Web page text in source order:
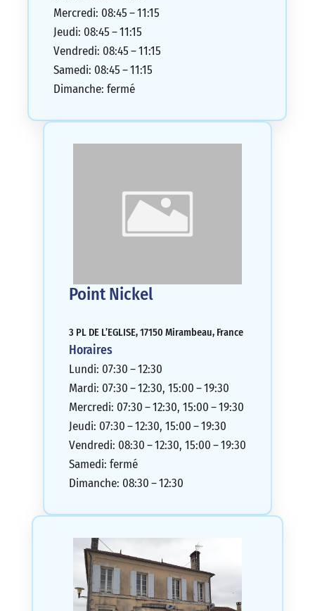
Mercredi: 08:45 – 11:15
Jeudi: 08:45 – 11:15
Vendredi: 08:45 – 11:15
Samedi: 08:45 – 11:15
Dimanche: fermé
Point Nickel
3 PL DE L’EGLISE, 17150 Mirambeau, France
Horaires
Lundi: 07:30 – 12:30
Mardi: 07:30 – 12:30, 15:00 – 19:30
Mercredi: 07:30 – 12:30, 15:00 – 19:30
Jeudi: 07:30 – 12:30, 15:00 – 19:30
Vendredi: 08:30 – 12:30, 15:00 – 19:30
Samedi: fermé
Dimanche: 08:30 – 12:30